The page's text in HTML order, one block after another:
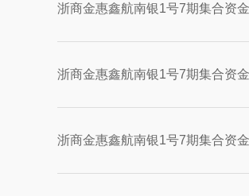
浙商金惠鑫航南银1号7期集合资
浙商金惠鑫航南银1号7期集合资
浙商金惠鑫航南银1号7期集合资